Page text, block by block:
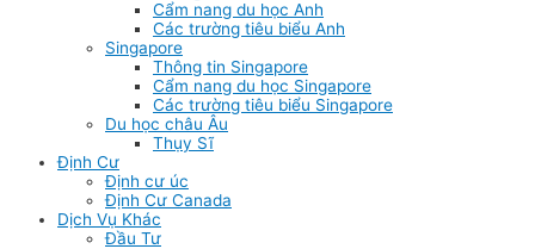
Cẩm nang du học Anh
Các trường tiêu biểu Anh
Singapore
Thông tin Singapore
Cẩm nang du học Singapore
Các trường tiêu biểu Singapore
Du học châu Âu
Thụy Sĩ
Định Cư
Định cư úc
Định Cư Canada
Dịch Vụ Khác
Đầu Tư